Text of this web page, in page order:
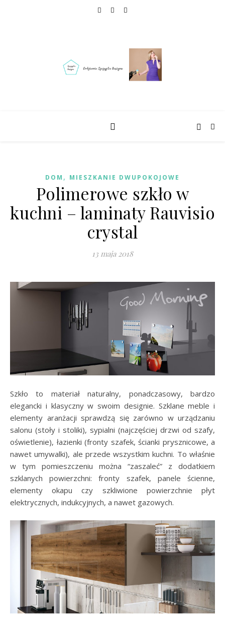
DOM , MIESZKANIE DWUPOKOJOWE
Polimerowe szkło w
kuchni – laminaty Rauvisio
crystal
13 maja 2018
Szkło to materiał naturalny, ponadczasowy, bardzo
elegancki i klasyczny w swoim designie. Szklane meble i
elementy aranżacji sprawdzą się zarówno w urządzaniu
salonu (stoły i stoliki), sypialni (najczęściej drzwi od szafy,
oświetlenie), łazienki (fronty szafek, ścianki prysznicowe, a
nawet umywalki), ale przede wszystkim kuchni. To właśnie
w tym pomieszczeniu można “zaszaleć” z dodatkiem
szklanych powierzchni: fronty szafek, panele ścienne,
elementy okapu czy szkliwione powierzchnie płyt
elektrycznych, indukcyjnych, a nawet gazowych.